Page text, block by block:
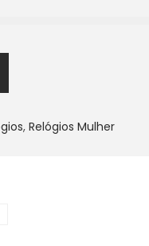
, Relógios Mulher